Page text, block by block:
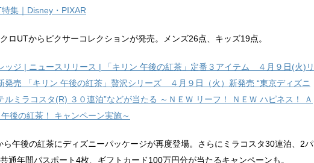
集｜Disney・PIXAR
ロUTからピクサーコレクションが発売。メンズ26点、キッズ19点。
ッジ | ニュースリリース | 「キリン 午後の紅茶」定番３アイテム ４月９日(火)リ
発売 「キリン 午後の紅茶」贅沢シリーズ ４月９日（火）新発売 “東京ディズニ
ルミラコスタ(R) ３０連泊”などが当たる ～ＮＥＷ リーフ！ ＮＥＷ ハピネス！ Ａ
後の紅茶！ キャンペーン実施～
ら午後の紅茶にディズニーパッケージが再度登場。さらにミラコスタ30連泊、2パ
通年間パスポート4枚、ギフトカード100万円分が当たるキャンペーンも。